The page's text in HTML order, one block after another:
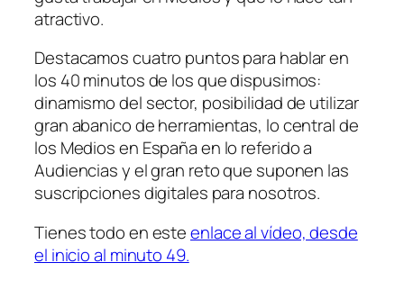
atractivo.
Destacamos cuatro puntos para hablar en
los 40 minutos de los que dispusimos:
dinamismo del sector, posibilidad de utilizar
gran abanico de herramientas, lo central de
los Medios en España en lo referido a
Audiencias y el gran reto que suponen las
suscripciones digitales para nosotros.
Tienes todo en esteenlace al vídeo, desde
el inicio al minuto 49.